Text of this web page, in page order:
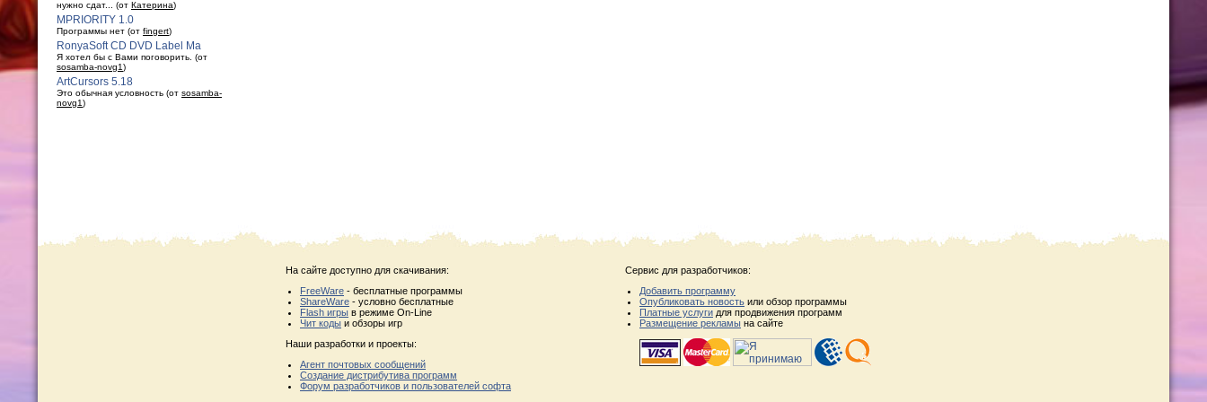
нужно сдат... (от Катерина)
MPRIORITY 1.0
Программы нет (от fingert)
RonyaSoft CD DVD Label Ma
Я хотел бы с Вами поговорить. (от
sosamba-novg1)
ArtCursors 5.18
Это обычная условность (от sosamba-
novg1)
На сайте доступно для скачивания:
FreeWare - бесплатные программы
ShareWare - условно бесплатные
Flash игры в режиме On-Line
Чит коды и обзоры игр
Наши разработки и проекты:
Агент почтовых сообщений
Создание дистрибутива программ
Форум разработчиков и пользователей софта
Сервис для разработчиков:
Добавить программу
Опубликовать новость или обзор программы
Платные услуги для продвижения программ
Размещение рекламы на сайте